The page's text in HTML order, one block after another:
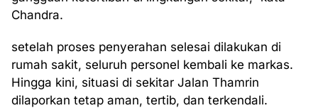
Chandra.
setelah proses penyerahan selesai dilakukan di
rumah sakit, seluruh personel kembali ke markas.
Hingga kini, situasi di sekitar Jalan Thamrin
dilaporkan tetap aman, tertib, dan terkendali.